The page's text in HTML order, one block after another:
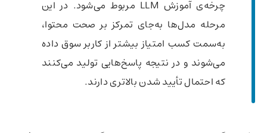
چرخه‌ی آموزش LLM مربوط می‌شود. در این
مرحله مدل‌ها به‌جای تمرکز بر صحت محتوا،
به‌سمت کسب امتیاز بیشتر از کاربر سوق داده
می‌شوند و در نتیجه پاسخ‌هایی تولید می‌کنند
که احتمال تأیید شدن بالاتری دارند.